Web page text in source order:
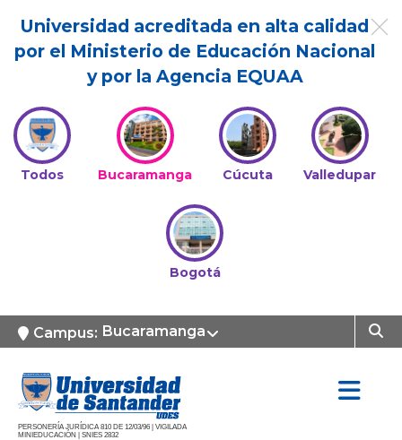
Universidad acreditada en alta calidad
por el Ministerio de Educación Nacional
y por la Agencia EQUAA
Todos Bucaramanga Cúcuta Valledupar
Bogotá
Campus: Bucaramanga
PERSONERÍA JURÍDICA 810 DE 12/03/96 | VIGILADA
MINIEDUCACIÓN | SNIES 2832